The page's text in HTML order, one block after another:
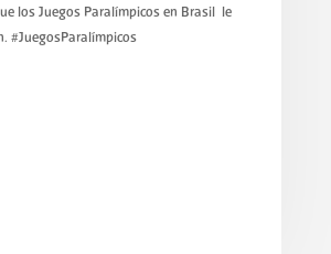
los Juegos Paralímpicos en Brasil le
#JuegosParalímpicos